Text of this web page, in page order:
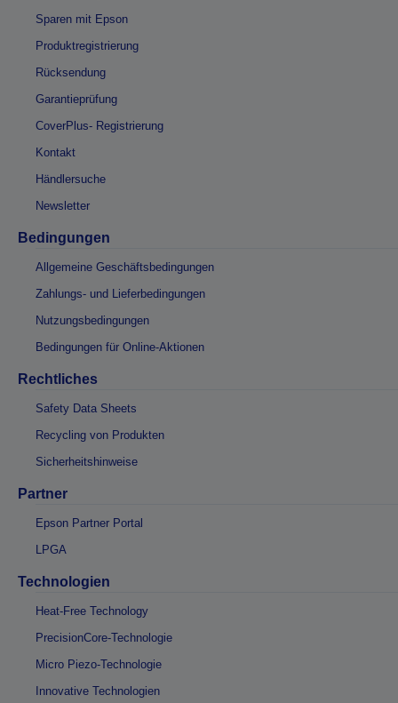
Sparen mit Epson
Produktregistrierung
Rücksendung
Garantieprüfung
CoverPlus- Registrierung
Kontakt
Händlersuche
Newsletter
Bedingungen
Allgemeine Geschäftsbedingungen
Zahlungs- und Lieferbedingungen
Nutzungsbedingungen
Bedingungen für Online-Aktionen
Rechtliches
Safety Data Sheets
Recycling von Produkten
Sicherheitshinweise
Partner
Epson Partner Portal
LPGA
Technologien
Heat-Free Technology
PrecisionCore-Technologie
Micro Piezo-Technologie
Innovative Technologien